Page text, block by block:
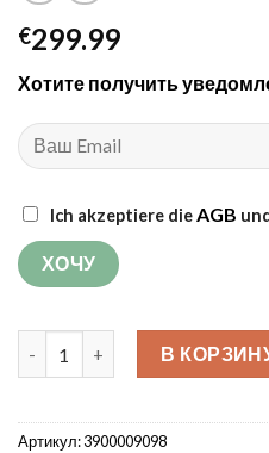
€299.99
Хотите получить
Ich akzeptiere dieAGB
Количество товара
В
Артикул:3900009098